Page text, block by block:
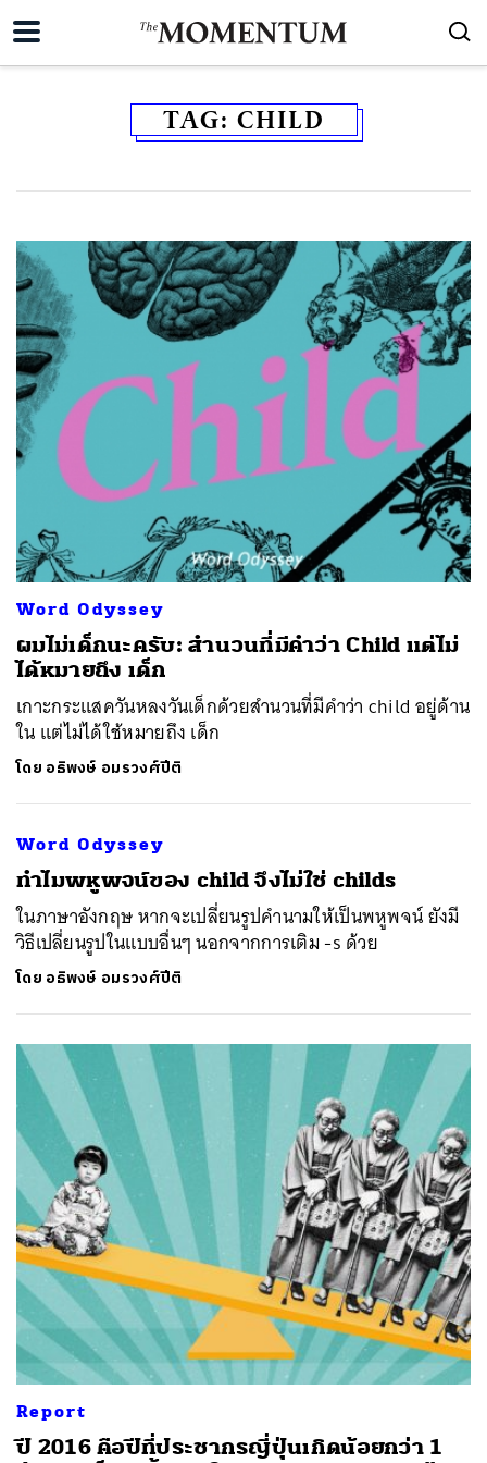
TAG: CHILD
Word Odyssey
ผมไม่เด็กนะครับ: สำนวนที่มีคำว่า Child แต่ไม่
ได้หมายถึง เด็ก
เกาะกระแสควันหลงวันเด็กด้วยสำนวนที่มีคำว่า child อยู่ด้าน
ใน แต่ไม่ได้ใช้หมายถึง เด็ก
โดย อธิพงษ์ อมรวงศ์ปีติ
Word Odyssey
ทำไมพหูพจน์ของ child จึงไม่ใช่ childs
ในภาษาอังกฤษ หากจะเปลี่ยนรูปคำนามให้เป็นพหูพจน์ ยังมี
วิธีเปลี่ยนรูปในแบบอื่นๆ นอกจากการเติม -s ด้วย
โดย อธิพงษ์ อมรวงศ์ปีติ
Report
ปี 2016 คือปีที่ประชากรญี่ปุ่นเกิดน้อยกว่า 1